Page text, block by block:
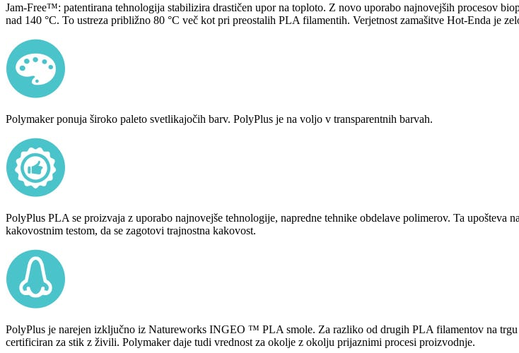
Jam-Free™: patentirana tehnologija stabilizira drastičen upor na toploto. Z novo uporabo najnovejših procesov
nad 140 °C. To ustreza približno 80 °C več kot pri preostalih PLA filamentih. Verjetnost zamašitve Hot-Enda je
Polymaker ponuja široko paleto svetlikajočih barv. PolyPlus je na voljo v transparentnih barvah.
PolyPlus PLA se proizvaja z uporabo najnovejše tehnologije, napredne tehnike obdelave polimerov. Ta
kakovostnim testom, da se zagotovi trajnostna kakovost.
PolyPlus je narejen izključno iz Natureworks INGEO ™ PLA smole. Za razliko od drugih PLA filamentov na
certificiran za stik z živili. Polymaker daje tudi vrednost za okolje z okolju prijaznimi procesi proizvodnje.